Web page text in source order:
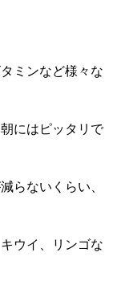
ミンなど様々な
にはピッタリで
らないくらい、
ウイ、リンゴな